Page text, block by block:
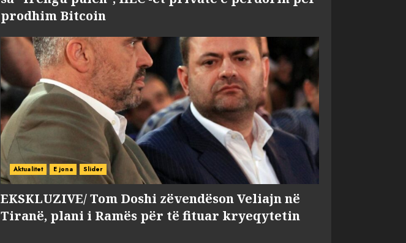
prodhim Bitcoin
Aktualitet E jona Slider
EKSKLUZIVE/ Tom Doshi zëvendëson Veliajn në
Tiranë, plani i Ramës për të fituar kryeqytetin